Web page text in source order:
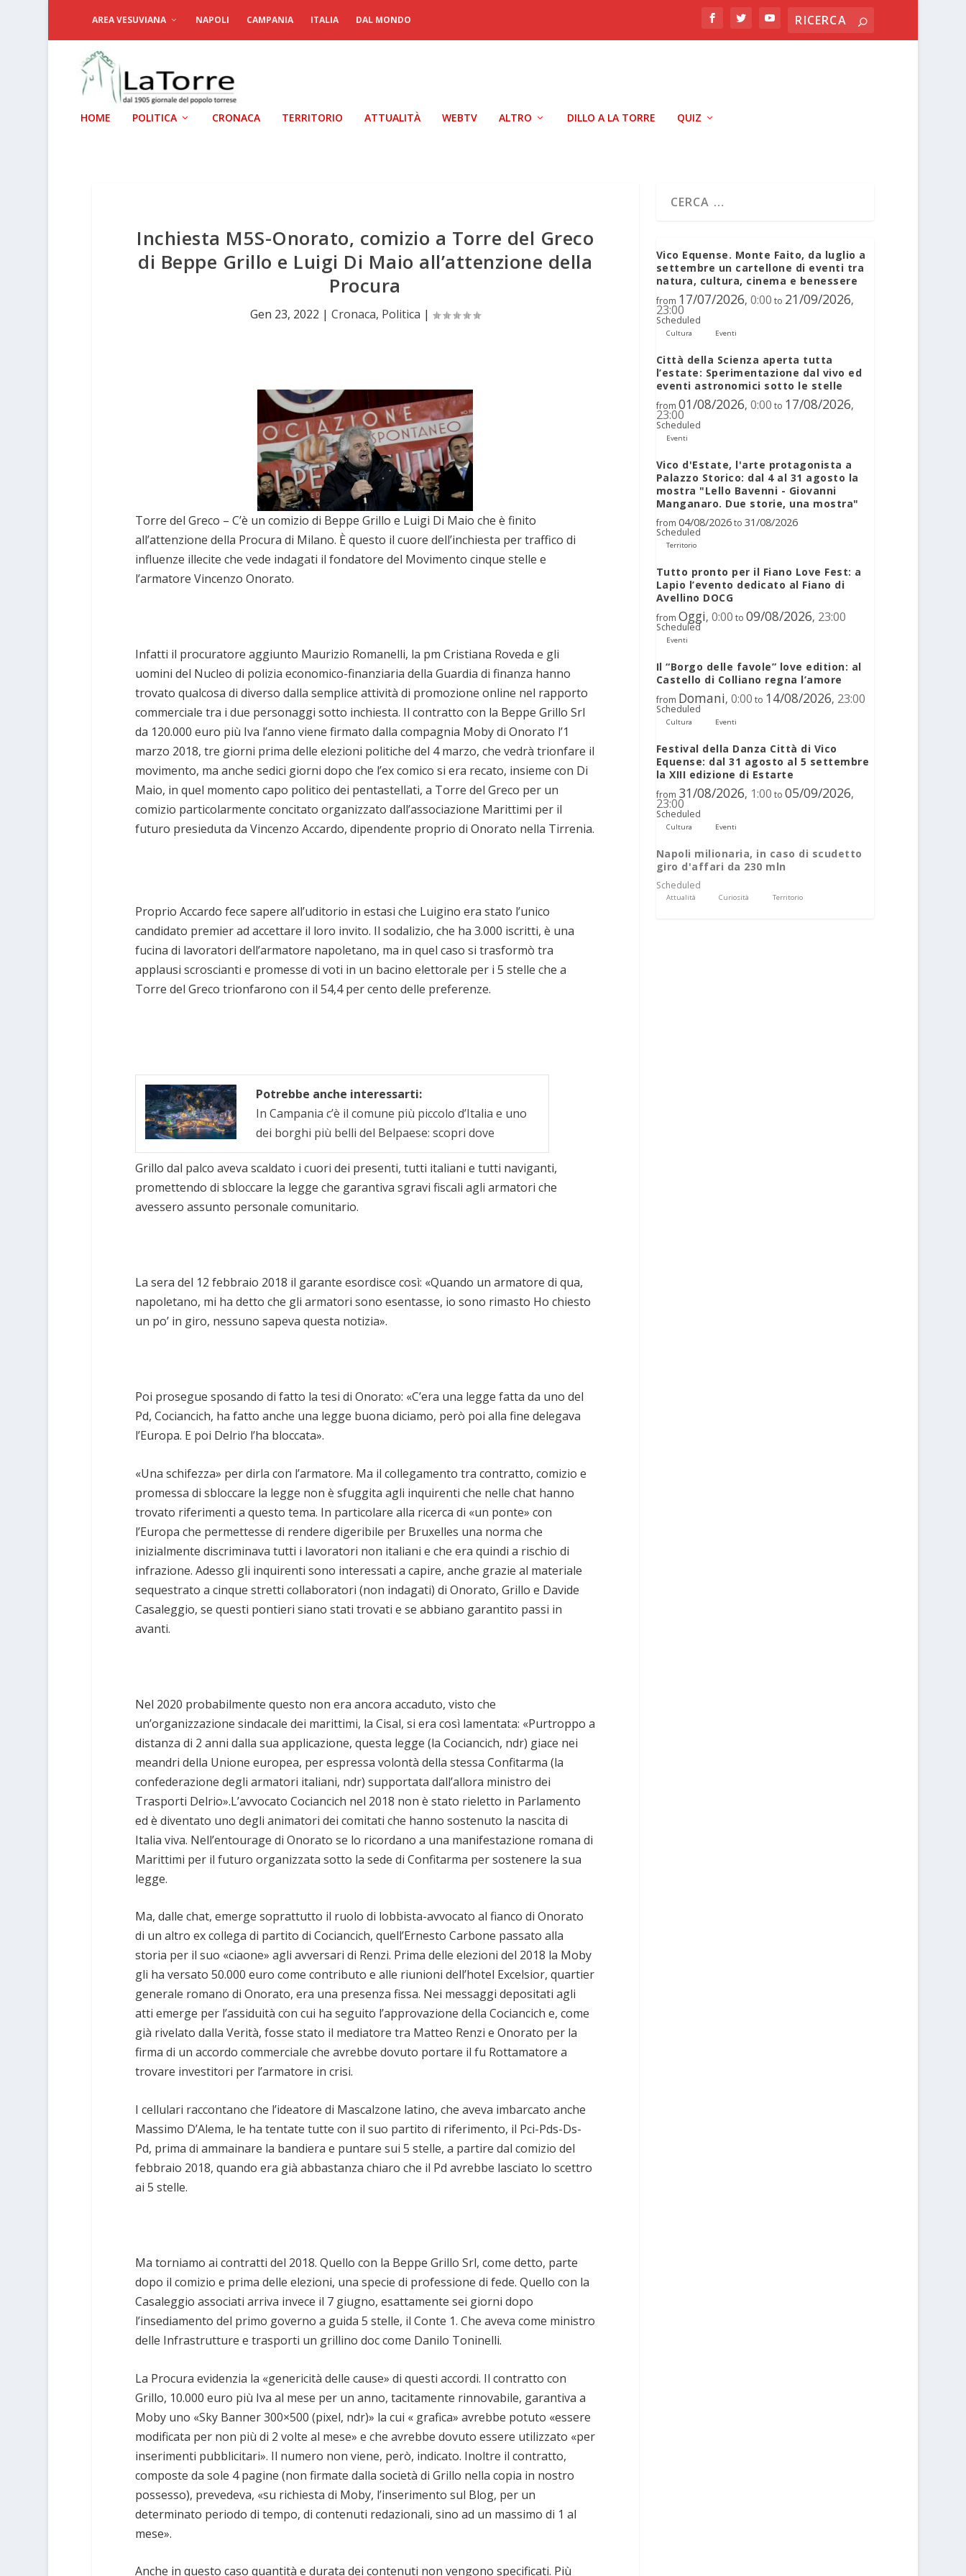
AREA VESUVIANA NAPOLI CAMPANIA ITALIA DAL MONDO
HOME POLITICA CRONACA TERRITORIO ATTUALITÀ WEBTV ALTRO DILLO A LA TORRE QUIZ
Inchiesta M5S-Onorato, comizio a Torre del Greco
di Beppe Grillo e Luigi Di Maio all’attenzione della
Procura
Gen 23, 2022 |Cronaca, Politica |
Torre del Greco – C’è un comizio di Beppe Grillo e Luigi Di Maio che è finito
all’attenzione della Procura di Milano. È questo il cuore dell’inchiesta per traffico di
influenze illecite che vede indagati il fondatore del Movimento cinque stelle e
l’armatore Vincenzo Onorato.
Infatti il procuratore aggiunto Maurizio Romanelli, la pm Cristiana Roveda e gli
uomini del Nucleo di polizia economico-finanziaria della Guardia di finanza hanno
trovato qualcosa di diverso dalla semplice attività di promozione online nel rapporto
commerciale tra i due personaggi sotto inchiesta. Il contratto con la Beppe Grillo Srl
da 120.000 euro più Iva l’anno viene firmato dalla compagnia Moby di Onorato l’1
marzo 2018, tre giorni prima delle elezioni politiche del 4 marzo, che vedrà trionfare il
movimento, ma anche sedici giorni dopo che l’ex comico si era recato, insieme con Di
Maio, in quel momento capo politico dei pentastellati, a Torre del Greco per un
comizio particolarmente concitato organizzato dall’associazione Marittimi per il
futuro presieduta da Vincenzo Accardo, dipendente proprio di Onorato nella Tirrenia.
Proprio Accardo fece sapere all’uditorio in estasi che Luigino era stato l’unico
candidato premier ad accettare il loro invito. Il sodalizio, che ha 3.000 iscritti, è una
fucina di lavoratori dell’armatore napoletano, ma in quel caso si trasformò tra
applausi scroscianti e promesse di voti in un bacino elettorale per i 5 stelle che a
Torre del Greco trionfarono con il 54,4 per cento delle preferenze.
Potrebbe anche interessarti:
In Campania c’è il comune più piccolo d’Italia e uno
dei borghi più belli del Belpaese: scopri dove
Grillo dal palco aveva scaldato i cuori dei presenti, tutti italiani e tutti naviganti,
promettendo di sbloccare la legge che garantiva sgravi fiscali agli armatori che
avessero assunto personale comunitario.
La sera del 12 febbraio 2018 il garante esordisce così: «Quando un armatore di qua,
napoletano, mi ha detto che gli armatori sono esentasse, io sono rimasto Ho chiesto
un po’ in giro, nessuno sapeva questa notizia».
Poi prosegue sposando di fatto la tesi di Onorato: «C’era una legge fatta da uno del
Pd, Cociancich, ha fatto anche una legge buona diciamo, però poi alla fine delegava
l’Europa. E poi Delrio l’ha bloccata».
«Una schifezza» per dirla con l’armatore. Ma il collegamento tra contratto, comizio e
promessa di sbloccare la legge non è sfuggita agli inquirenti che nelle chat hanno
trovato riferimenti a questo tema. In particolare alla ricerca di «un ponte» con
l’Europa che permettesse di rendere digeribile per Bruxelles una norma che
inizialmente discriminava tutti i lavoratori non italiani e che era quindi a rischio di
infrazione. Adesso gli inquirenti sono interessati a capire, anche grazie al materiale
sequestrato a cinque stretti collaboratori (non indagati) di Onorato, Grillo e Davide
Casaleggio, se questi pontieri siano stati trovati e se abbiano garantito passi in
avanti.
Nel 2020 probabilmente questo non era ancora accaduto, visto che
un’organizzazione sindacale dei marittimi, la Cisal, si era così lamentata: «Purtroppo a
distanza di 2 anni dalla sua applicazione, questa legge (la Cociancich, ndr) giace nei
meandri della Unione europea, per espressa volontà della stessa Confitarma (la
confederazione degli armatori italiani, ndr) supportata dall’allora ministro dei
Trasporti Delrio».L’avvocato Cociancich nel 2018 non è stato rieletto in Parlamento
ed è diventato uno degli animatori dei comitati che hanno sostenuto la nascita di
Italia viva. Nell’entourage di Onorato se lo ricordano a una manifestazione romana di
Marittimi per il futuro organizzata sotto la sede di Confitarma per sostenere la sua
legge.
Ma, dalle chat, emerge soprattutto il ruolo di lobbista-avvocato al fianco di Onorato
di un altro ex collega di partito di Cociancich, quell’Ernesto Carbone passato alla
storia per il suo «ciaone» agli avversari di Renzi. Prima delle elezioni del 2018 la Moby
gli ha versato 50.000 euro come contributo e alle riunioni dell’hotel Excelsior, quartier
generale romano di Onorato, era una presenza fissa. Nei messaggi depositati agli
atti emerge per l’assiduità con cui ha seguito l’approvazione della Cociancich e, come
già rivelato dalla Verità, fosse stato il mediatore tra Matteo Renzi e Onorato per la
firma di un accordo commerciale che avrebbe dovuto portare il fu Rottamatore a
trovare investitori per l’armatore in crisi.
I cellulari raccontano che l’ideatore di Mascalzone latino, che aveva imbarcato anche
Massimo D’Alema, le ha tentate tutte con il suo partito di riferimento, il Pci-Pds-Ds-
Pd, prima di ammainare la bandiera e puntare sui 5 stelle, a partire dal comizio del
febbraio 2018, quando era già abbastanza chiaro che il Pd avrebbe lasciato lo scettro
ai 5 stelle.
Ma torniamo ai contratti del 2018. Quello con la Beppe Grillo Srl, come detto, parte
dopo il comizio e prima delle elezioni, una specie di professione di fede. Quello con la
Casaleggio associati arriva invece il 7 giugno, esattamente sei giorni dopo
l’insediamento del primo governo a guida 5 stelle, il Conte 1. Che aveva come ministro
delle Infrastrutture e trasporti un grillino doc come Danilo Toninelli.
La Procura evidenzia la «genericità delle cause» di questi accordi. Il contratto con
Grillo, 10.000 euro più Iva al mese per un anno, tacitamente rinnovabile, garantiva a
Moby uno «Sky Banner 300×500 (pixel, ndr)» la cui « grafica» avrebbe potuto «essere
modificata per non più di 2 volte al mese» e che avrebbe dovuto essere utilizzato «per
inserimenti pubblicitari». Il numero non viene, però, indicato. Inoltre il contratto,
composte da sole 4 pagine (non firmate dalla società di Grillo nella copia in nostro
possesso), prevedeva, «su richiesta di Moby, l’inserimento sul Blog, per un
determinato periodo di tempo, di contenuti redazionali, sino ad un massimo di 1 al
mese».
Anche in questo caso quantità e durata dei contenuti non vengono specificati. Più
Vico Equense. Monte Faito, da luglio a
settembre un cartellone di eventi tra
natura, cultura, cinema e benessere
from 17/07/2026, 0:00 to 21/09/2026,
23:00
Scheduled
Cultura Eventi
Città della Scienza aperta tutta
l’estate: Sperimentazione dal vivo ed
eventi astronomici sotto le stelle
from 01/08/2026, 0:00 to 17/08/2026,
23:00
Scheduled
Eventi
Vico d'Estate, l'arte protagonista a
Palazzo Storico: dal 4 al 31 agosto la
mostra "Lello Bavenni - Giovanni
Manganaro. Due storie, una mostra"
from 04/08/2026to 31/08/2026
Scheduled
Territorio
Tutto pronto per il Fiano Love Fest: a
Lapio l’evento dedicato al Fiano di
Avellino DOCG
from Oggi, 0:00 to 09/08/2026, 23:00
Scheduled
Eventi
Il “Borgo delle favole” love edition: al
Castello di Colliano regna l’amore
from Domani, 0:00 to 14/08/2026, 23:00
Scheduled
Cultura Eventi
Festival della Danza Città di Vico
Equense: dal 31 agosto al 5 settembre
la XIII edizione di Estarte
from 31/08/2026, 1:00 to 05/09/2026,
23:00
Scheduled
Cultura Eventi
Napoli milionaria, in caso di scudetto
giro d'affari da 230 mln
Scheduled
Attualità Curiosità Territorio